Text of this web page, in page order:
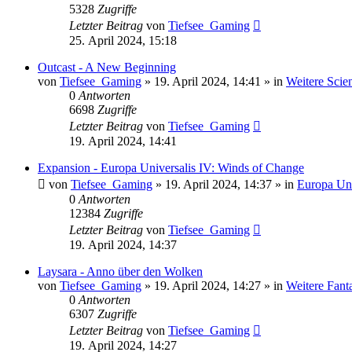
5328 Zugriffe
Letzter Beitrag von Tiefsee_Gaming
25. April 2024, 15:18
Outcast - A New Beginning
von Tiefsee_Gaming » 19. April 2024, 14:41 » in Weitere
0 Antworten
6698 Zugriffe
Letzter Beitrag von Tiefsee_Gaming
19. April 2024, 14:41
Expansion - Europa Universalis IV: Winds of Change
von Tiefsee_Gaming » 19. April 2024, 14:37 » in Europa
0 Antworten
12384 Zugriffe
Letzter Beitrag von Tiefsee_Gaming
19. April 2024, 14:37
Laysara - Anno über den Wolken
von Tiefsee_Gaming » 19. April 2024, 14:27 » in Weitere
0 Antworten
6307 Zugriffe
Letzter Beitrag von Tiefsee_Gaming
19. April 2024, 14:27